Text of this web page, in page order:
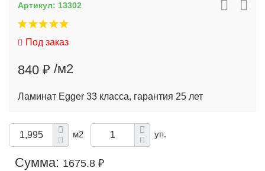
Артикул: 13302
Под заказ
840 ₽ /м2
Ламинат Egger 33 класса, гарантия 25 лет
м2 уп.
Сумма: 1675.8 ₽